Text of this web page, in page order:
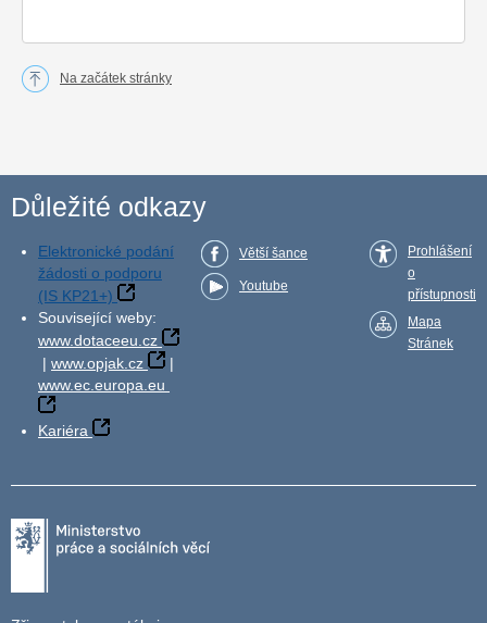
Na začátek stránky
Důležité odkazy
Elektronické podání
žádosti o podporu
(IS KP21+)
Související weby:
www.dotaceeu.cz
| www.opjak.cz
|
www.ec.europa.eu
Kariéra
Větší šance
Youtube
Prohlášení
o
přístupnosti
Mapa
Stránek